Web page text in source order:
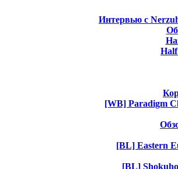
Интервью с
[WB] Paradigm
[BL] Eastern
[BL]